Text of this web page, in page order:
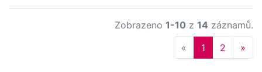
Zobrazeno 1-10 z 14 záznamů.
« Previous
1 2 »